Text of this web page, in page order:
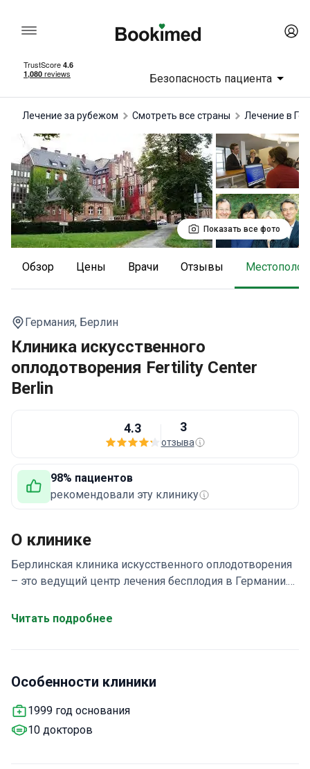
Безопасность пациента
Лечение за рубежом Смотреть все страны лечение в
Показать все фото
Обзор Цены Врачи отзывы
Германия, Берлин
Клиника искусственного
оплодотворения Fertility Center
Berlin
4.3 3
отзыва
98% пациентов
рекомендовали эту клинику
О клинике
Берлинская клиника искусственного оплодотворения
– это ведущий центр лечения бесплодия в Германии.
гоpмональная терапия обоих партнеров;
Читать подробнее
Особенности клиники
1999 год основания
10 докторов